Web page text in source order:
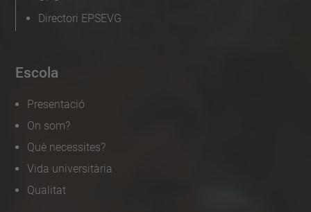
Escola
Presentació
On som?
Què necessites?
Vida universitària
Qualitat
Directori EPSEVG